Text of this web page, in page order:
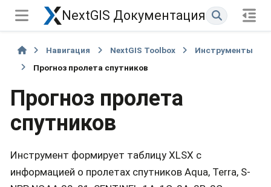
NextGIS Документация
Навигация NextGIS Toolbox
Инструменты
Прогноз пролета спутников
Прогноз пролета
спутников
Инструмент формирует таблицу XLSX с
информацией о пролетах спутников Aqua, Terra, S-